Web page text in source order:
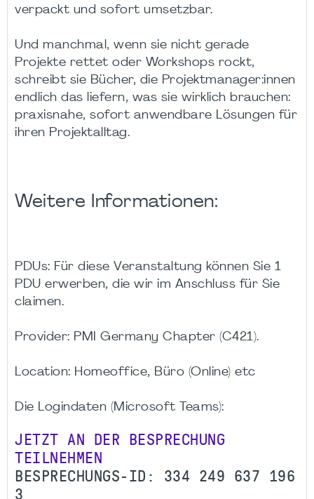
verpackt und sofort umsetzbar.
Und manchmal, wenn sie nicht gerade
Projekte rettet oder Workshops rockt,
schreibt sie Bücher, die Projektmanager:innen
endlich das liefern, was sie wirklich brauchen:
praxisnahe, sofort anwendbare Lösungen für
ihren Projektalltag.
Weitere Informationen:
PDUs: Für diese Veranstaltung können Sie 1
PDU erwerben, die wir im Anschluss für Sie
claimen.
Provider: PMI Germany Chapter (C421).
Location: Homeoffice, Büro (Online) etc
Die Logindaten (Microsoft Teams):
JETZT AN DER BESPRECHUNG
TEILNEHMEN
BESPRECHUNGS-ID: 334 249 637 196
3